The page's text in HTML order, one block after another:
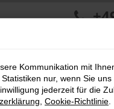
Kommunikation mit
nur, wenn Sie uns
jederzeit für die
Cookie-Richtlinie